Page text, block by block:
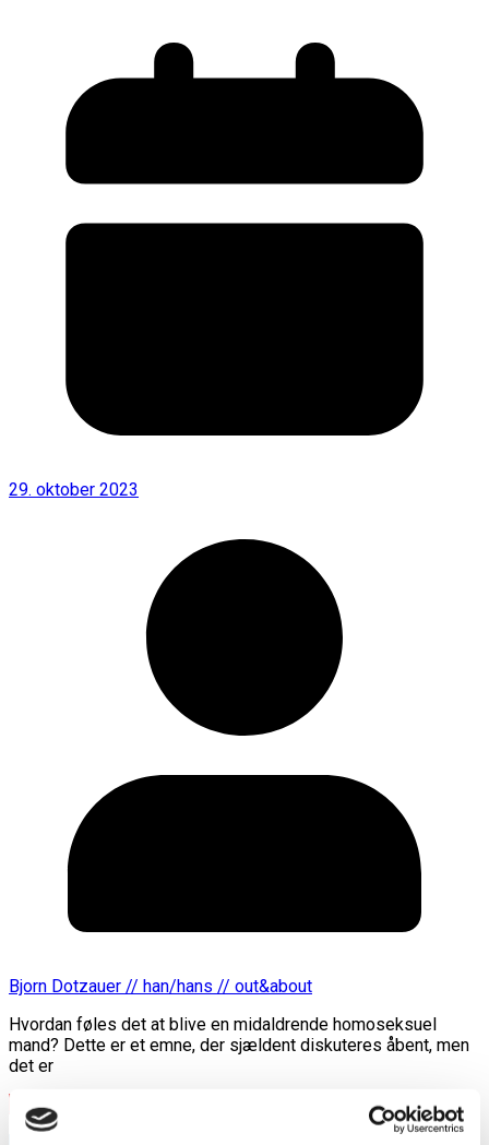
29. oktober 2023
Bjorn Dotzauer // han/hans // out&about
Hvordan føles det at blive en midaldrende homoseksuel
mand? Dette er et emne, der sjældent diskuteres åbent, men
det er
Læs mere